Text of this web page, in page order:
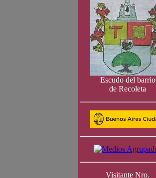
Escudo del barrio
de Recoleta
Visitante Nro.